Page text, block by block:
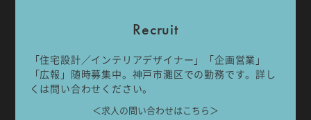
Recruit
「住宅設計／インテリアデザイナー」「企画営業」
「広報」随時募集中。神戸市灘区での勤務です。詳し
くは問い合わせください。
＜求人の問い合わせはこちら＞
IDA DESIGN by 株式会社 IDA Company